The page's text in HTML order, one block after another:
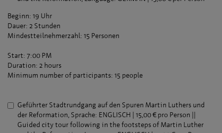
Beginn: 19 Uhr
Dauer: 2 Stunden
Mindestteilnehmerzahl: 15 Personen
Start: 7:00 PM
Duration: 2 hours
Minimum number of participants: 15 people
Geführter Stadtrundgang auf den Spuren Martin Luthers und
der Reformation, Sprache: ENGLISCH | 15,00 € pro Person ||
Guided city tour following in the footsteps of Martin Luther